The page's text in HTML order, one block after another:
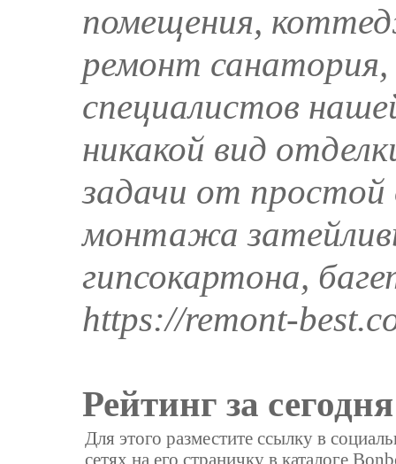
помещения,
ремонт
специалистов
никакой вид
задачи от простой
монтажа
гипсокартона,
https://remont-
Рейтинг за
Для этого разместите ссылку в
сетях на его страничку в каталоге